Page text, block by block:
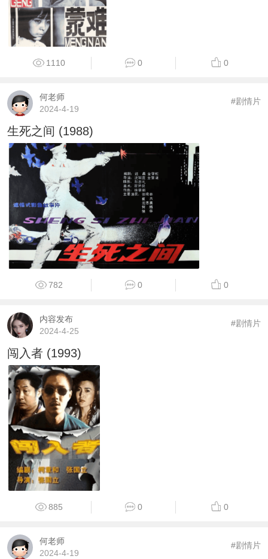
1110 0 0
何老师
2024-4-19
#剧情片
生死之间 (1988)
782 0 0
内容发布
2024-4-25
#剧情片
闯入者 (1993)
885 0 0
何老师
2024-4-19
#剧情片